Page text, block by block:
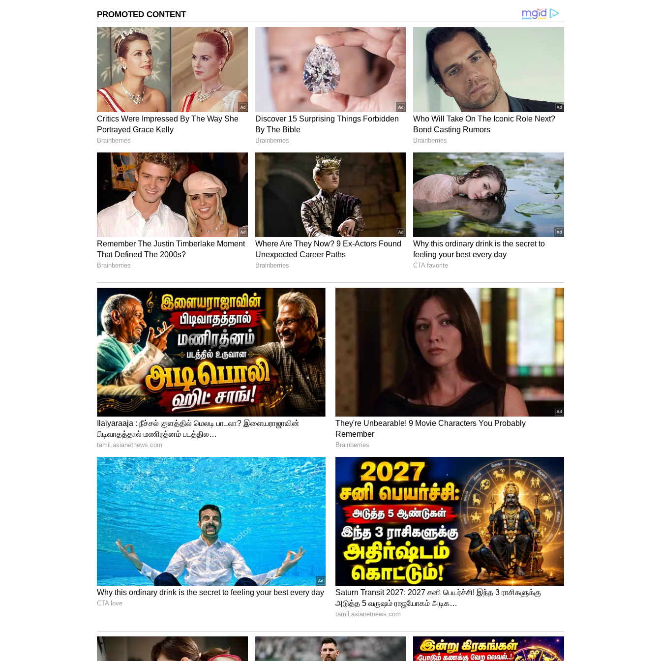
படத்தில் இடம்பெற்றது தான். அதே போல் அம்மா என்றால் அன்பு என்ற பாடல்
இடம்பெற்றதும் இந்த படத்தில் தான். தாயில்லாமல் நானில்லை என்ற பாடல்
மிகப்பெரிய அளவில் ஹிட் ஆனது.
Amala Paul : நிறைமாத நிலவே வா வா.. நடைபோடு மெதுவா மெதுவா!
அமலா பாலின் க்யூட்டான கர்ப்பகால போட்டோஷூட் இதோ
அந்த காலக்கட்டத்திலேயே இந்த படம் ரூ.2 கோடியே 50 லட்சம் வரை வசூல்
செய்ததாக கூறப்படுகிறது. அதாவது இன்றைய மதிப்பில் அது ரூ.1200
கோடிக்கும் மேல் இருக்குமாம். இந்த படம் ரூ. 50 லட்சம் பட்ஜெட்டில் உருவானது.
அன்றைய காலக்கட்டத்தில் டிக்கெட் விலை வெறும் 30 பைசால் இருந்து 1 ரூபாய்
வரை மட்டுமே இருந்தது. ஆனால் இந்த படம் தமிழ்நாடு முழுவதும் 100
நாட்களுக்கு மேல் ஓடி சாதனை படைத்தது.